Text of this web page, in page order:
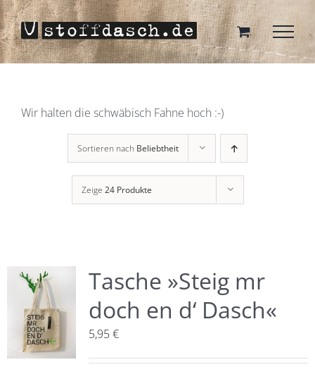
Zum
Inhalt
springen
Wir halten die schwäbisch Fahne hoch :-)
Sortieren nach Beliebtheit
Zeige 24 Produkte
Tasche »Steig mr
doch en d‘ Dasch«
5,95€